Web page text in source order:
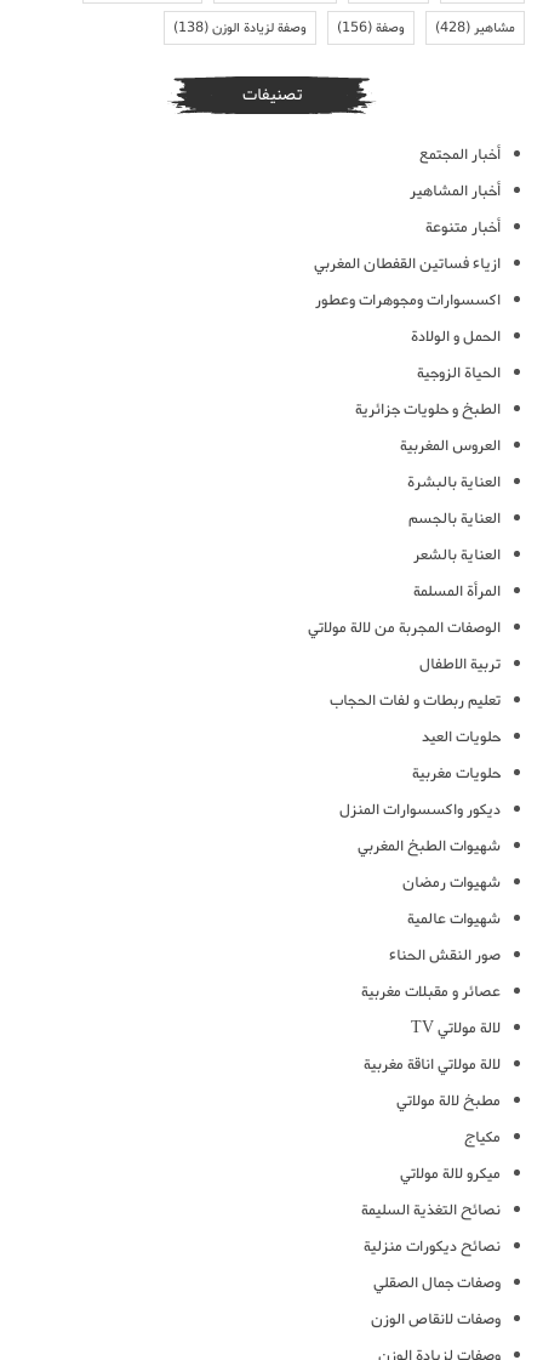
مشاهير(428) وصفة(156) وصفة لزيادة الوزن(138)
تصنيفات
أخبار المجتمع
أخبار المشاهير
أخبار متنوعة
ازياء فساتين القفطان المغربي
اكسسوارات ومجوهرات وعطور
الحمل و الولادة
الحياة الزوجية
الطبخ و حلويات جزائرية
العروس المغربية
العناية بالبشرة
العناية بالجسم
العناية بالشعر
المرأة المسلمة
الوصفات المجربة من لالة مولاتي
تربية الاطفال
تعليم ربطات و لفات الحجاب
حلويات العيد
حلويات مغربية
ديكور واكسسوارات المنزل
شهيوات الطبخ المغربي
شهيوات رمضان
شهيوات عالمية
صور النقش الحناء
عصائر و مقبلات مغربية
لالة مولاتي TV
لالة مولاتي اناقة مغربية
مطبخ لالة مولاتي
مكياج
ميكرو لالة مولاتي
نصائح التغذية السليمة
نصائح ديكورات منزلية
وصفات جمال الصقلي
وصفات لانقاص الوزن